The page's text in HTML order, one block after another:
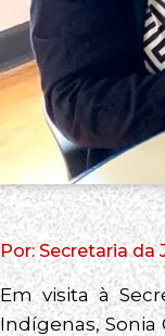
Por: Secretaria da
Em visita à
Indígenas, Sonia